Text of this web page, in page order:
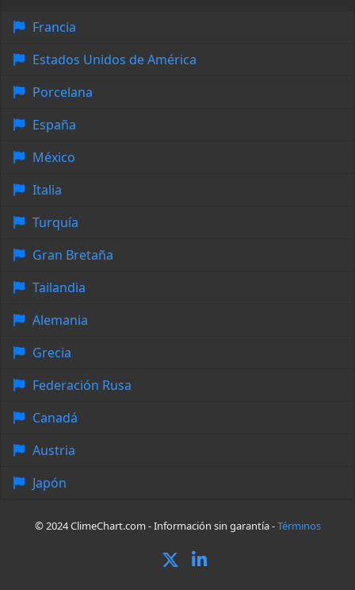
Francia
Estados Unidos de América
Porcelana
España
México
Italia
Turquía
Gran Bretaña
Tailandia
Alemania
Grecia
Federación Rusa
Canadá
Austria
Japón
© 2024 ClimeChart.com - Información sin garantía -Términos